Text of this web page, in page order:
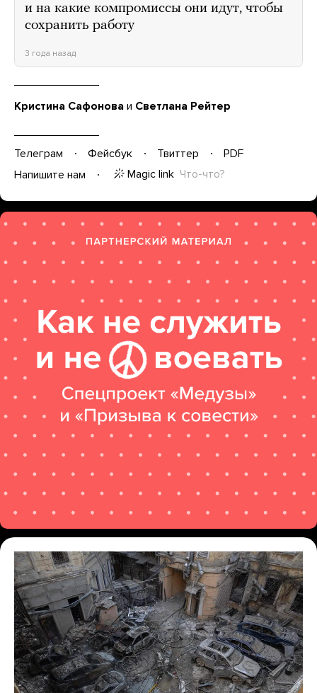
и на какие компромиссы они идут, чтобы
сохранить работу
3 года назад
Кристина Сафонова и Светлана Рейтер
Телеграм Фейсбук Твиттер
PDF
Напишите нам
Magic link Что-что?